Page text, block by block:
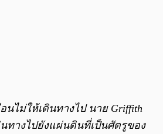
นไม่ให้เดินทางไป นาย Griffith
ทางไปยังแผ่นดินที่เป็นศัตรูของ